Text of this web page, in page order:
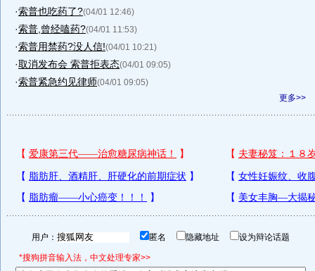
·索普也吃药了?(04/01 12:46)
·索普,曾经嗑药?(04/01 11:53)
·索普用禁药?没人信!(04/01 10:21)
·取消发布会 索普拒表态(04/01 09:05)
·索普紧急约见律师(04/01 09:05)
更多>>
用户： 匿名 隐藏地址 设为辩论话题
*搜狗拼音输入法，中文处理专家>>